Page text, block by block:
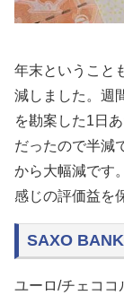
年末ということ
減しました。週
を勘案した1日
だったので半減
から大幅減です
感じの評価益を
SAXO
ユーロ/チェココ